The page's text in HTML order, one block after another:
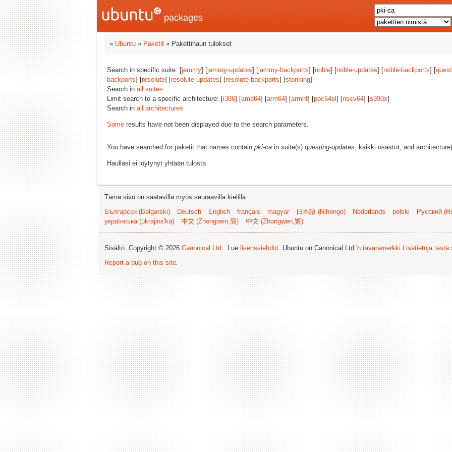
packages
» Ubuntu » Paketit » Pakettihaun tulokset
Search in specific suite: [jammy] [jammy-updates] [jammy-backports] [noble] [noble-updates] [noble-backports] [
backports] [resolute] [resolute-updates] [resolute-backports] [stonking]
Search in all suites
Limit search to a specific architecture: [i386] [amd64] [arm64] [armhf] [ppc64el ] [riscv64] [s390x]
Search in all architectures
Some results have not been displayed due to the search parameters.
You have searched for paketit that names contain pki-ca in suite(s) questing-updates, kaikki osastot, and
Haullasi ei löytynyt yhtään tulosta
Tämä sivu on saatavilla myös seuraavilla kielillä:
Български (Bəlgarski)
Deutsch English français magyar 日本語 (Nihongo) Nederlands polski Русский
українська (ukrajins'ka)
中文 (Zhongwen,简) 中文 (Zhongwen,繁)
Sisältö: Copyright © 2026 Canonical Ltd.. Lue lisenssiehdot. Ubuntu on Canonical Ltd.'n tavaramerkki Lisätietoja tästä
Report a bug on this site.